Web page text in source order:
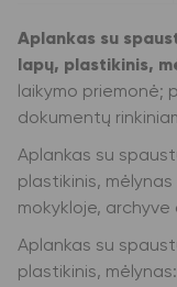
Aplankas su
lapų, plastikinis,
laikymo priemonė;
dokumentų
Aplankas su
plastikinis,
mokykloje,
Aplankas su
plastikinis,